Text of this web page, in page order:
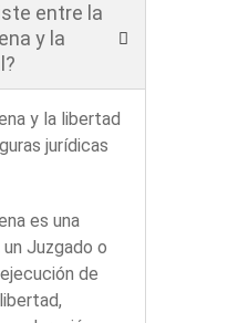
entre la
y la
y la libertad
jurídicas
es una
Juzgado o
de